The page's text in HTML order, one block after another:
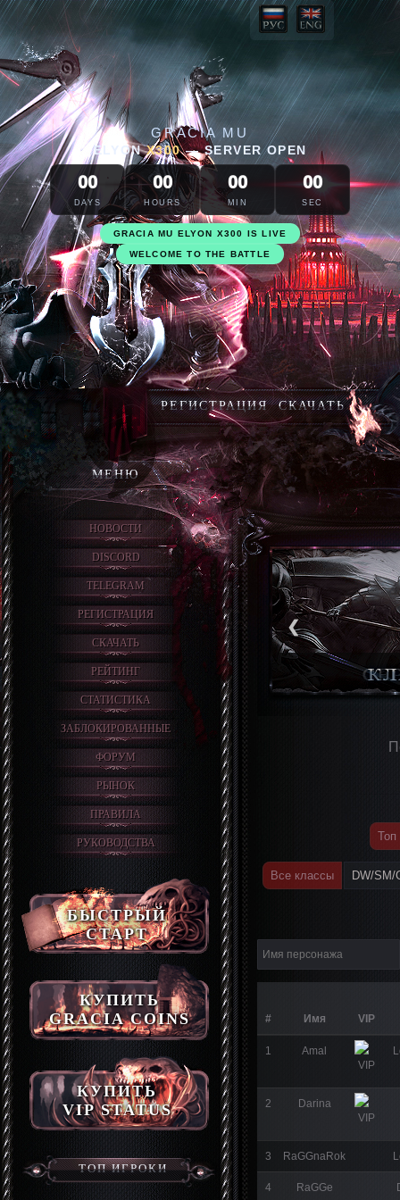
GRACIA MU
ELYONX300—SERVER OPEN
00
DAYS
00
HOURS
00
MIN
00
SEC
GRACIA MU ELYON X300 IS LIVE
WELCOME TO THE BATTLE
РЕГИСТРАЦИЯ СКАЧАТЬ
МЕНЮ
НОВОСТИ
DISCORD
TELEGRAM
РЕГИСТРАЦИЯ
СКАЧАТЬ
РЕЙТИНГ
СТАТИСТИКА
ЗАБЛОКИРОВАННЫЕ
ФОРУМ
РЫНОК
ПРАВИЛА
РУКОВОДСТВА
БЫСТРЫЙ
СТАРТ
КУПИТЬ
GRACIA COINS
КУПИТЬ
VIP STATUS
ТОП ИГРОКИ
❮
Топ
Все классы DW/SM/
# Имя VIP
1 Amal
2 Darina
3 RaGGnaRok
4 RaGGe